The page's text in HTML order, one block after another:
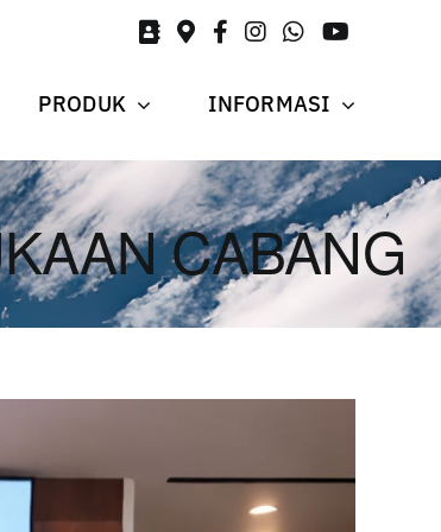
PRODUK INFORMASI
CABANG